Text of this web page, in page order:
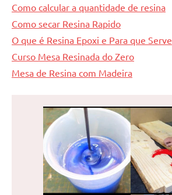
Como calcular a quantidade de resina
Como secar Resina Rapido
O que é Resina Epoxi e Para que Serve
Curso Mesa Resinada do Zero
Mesa de Resina com Madeira